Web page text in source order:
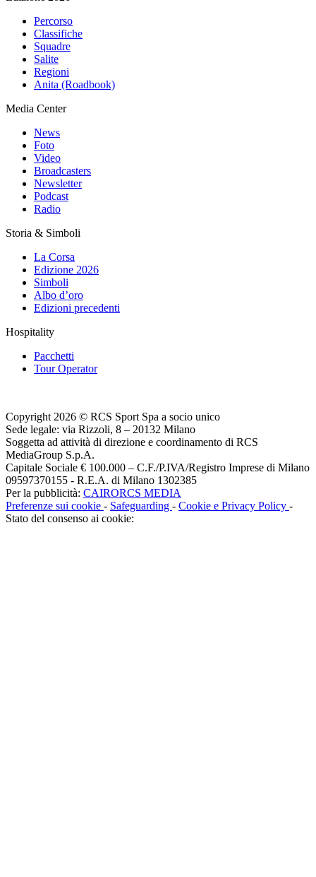
Percorso
Classifiche
Squadre
Salite
Regioni
Anita (Roadbook)
Media Center
News
Foto
Video
Broadcasters
Newsletter
Podcast
Radio
Storia & Simboli
La Corsa
Edizione 2026
Simboli
Albo d’oro
Edizioni precedenti
Hospitality
Pacchetti
Tour Operator
Copyright 2026 © RCS Sport Spa a socio unico
Sede legale: via Rizzoli, 8 – 20132 Milano
Soggetta ad attività di direzione e coordinamento di RCS
MediaGroup S.p.A.
Capitale Sociale € 100.000 – C.F./P.IVA/Registro Imprese di Milano
09597370155 - R.E.A. di Milano 1302385
Per la pubblicità: CAIRORCS MEDIA
Preferenze sui cookie - Safeguarding - Cookie e Privacy Policy -
Stato del consenso ai cookie: